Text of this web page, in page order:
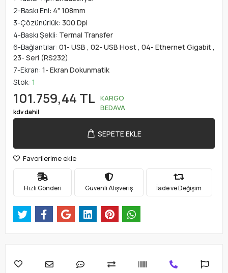
2-Baskı Eni: 4" 108mm
3-Çözünürlük: 300 Dpi
4-Baskı Şekli: Termal Transfer
6-Bağlantılar: 01- USB , 02- USB Host, 04- Ethernet Gigabit,
23- Seri (RS232)
7-Ekran: 1- Ekran Dokunmatik
Stok: 1
101.759,44 TL
kdv dahil
KARGO
BEDAVA
SEPETE EKLE
Favorilerime ekle
Hızlı Gönderi Güvenli Alışveriş İade ve Değişim